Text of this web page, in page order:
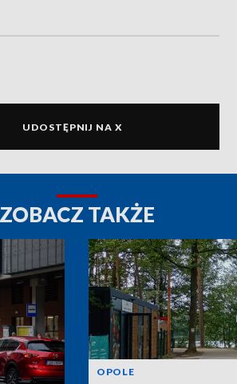
UDOSTĘPNIJ NA X
ZOBACZ TAKŻE
OPOLE